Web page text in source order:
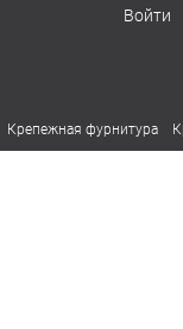
Войти
Крепежная фурнитура